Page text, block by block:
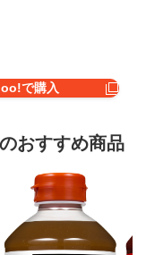
で購入
おすすめ商品